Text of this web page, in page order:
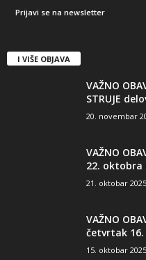
I VIŠE OBJAVA
VAŽNO
STRUJE
20. novembar
VAŽNO
22. oktobra
21. oktobar 2025.
VAŽNO
četvrtak
15. oktobar 2025.